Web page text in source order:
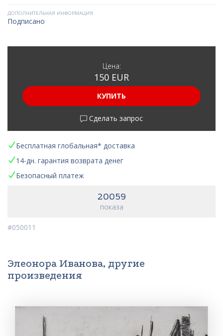
ДОПОЛНИТЕЛЬНАЯ ИНФОРМАЦИЯ
Подписано
Цена:
150 EUR
КУПИТЬ
Сделать запрос
Бесплатная глобальная* доставка
14-дн. гарантия возврата денег
Безопасный платеж
20059
показа
#050011
Элеонора Иванова, другие
произведения